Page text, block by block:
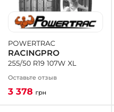
POWERTRAC
RACINGPRO
255/50 R19 107W XL
Оставьте отзыв
3 378 грн